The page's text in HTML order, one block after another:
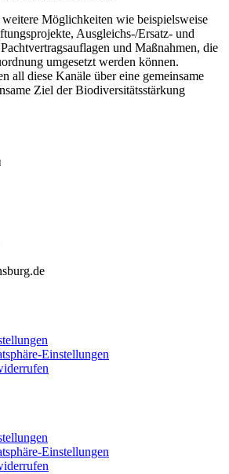
weitere Möglichkeiten wie beispielsweise
Ausgleichs-/Ersatz- und
und Maßnahmen, die
umgesetzt werden können.
all diese Kanäle über eine gemeinsame
Ziel der Biodiversitätsstärkung
Einstellungen
Einstellungen